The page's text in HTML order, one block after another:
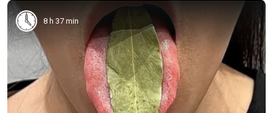
8 h 37 min